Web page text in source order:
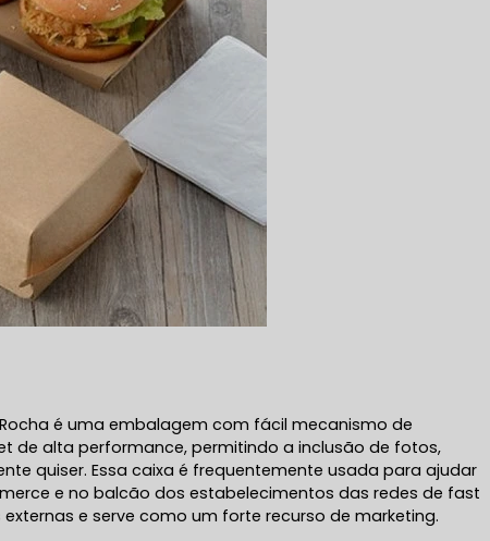
é uma embalagem com fácil mecanismo de
de alta performance, permitindo a inclusão de fotos,
quiser. Essa caixa é frequentemente usada para ajudar
e no balcão dos estabelecimentos das redes de fast
e serve como um forte recurso de marketing.